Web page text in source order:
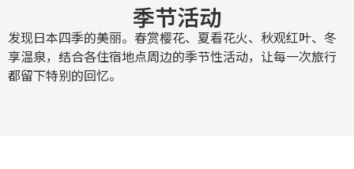
季节活动
发现日本四季的美丽。春赏樱花、夏看花火、秋观红叶、冬
享温泉，结合各住宿地点周边的季节性活动，让每一次旅行
都留下特别的回忆。